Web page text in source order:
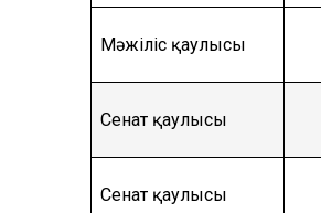
Мәжіліс қаулысы
Сенат қаулысы
Сенат қаулысы